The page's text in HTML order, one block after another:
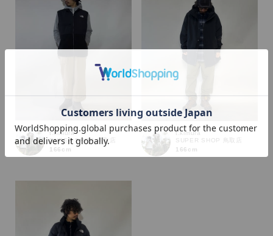
商品タイプ
t.kimura
SUPER SHOP 鳥取店
166cm
t.kimura
SUPER SHOP 鳥取店
166cm